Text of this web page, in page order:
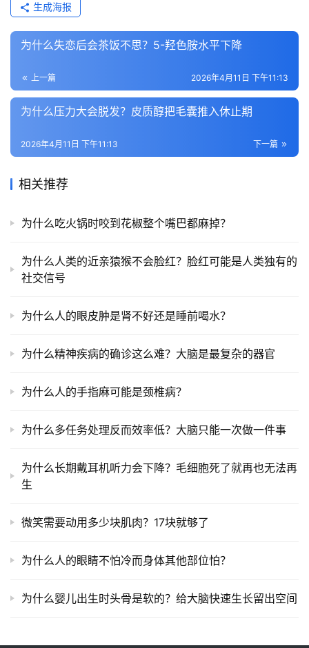
生成海报
为什么失恋后会茶饭不思？5-羟色胺水平下降
上一篇 2026年4月11日 下午11:13
为什么压力大会脱发？皮质醇把毛囊推入休止期
下一篇
2026年4月11日 下午11:13
相关推荐
为什么吃火锅时咬到花椒整个嘴巴都麻掉？
为什么人类的近亲猿猴不会脸红？脸红可能是人类独有的
社交信号
为什么人的眼皮肿是肾不好还是睡前喝水？
为什么精神疾病的确诊这么难？大脑是最复杂的器官
为什么人的手指麻可能是颈椎病？
为什么多任务处理反而效率低？大脑只能一次做一件事
为什么长期戴耳机听力会下降？毛细胞死了就再也无法再
生
微笑需要动用多少块肌肉？17块就够了
为什么人的眼睛不怕冷而身体其他部位怕？
为什么婴儿出生时头骨是软的？给大脑快速生长留出空间